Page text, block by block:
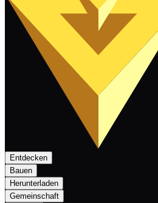
Entdecken
Bauen
Herunterladen
Gemeinschaft